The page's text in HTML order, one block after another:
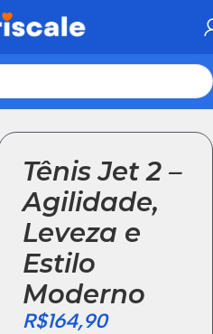
Tênis Jet 2 –
Agilidade,
Leveza e
Estilo
Moderno
R$164,90